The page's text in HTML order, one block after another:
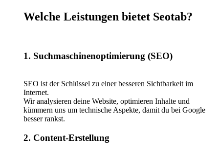
Welche Leistungen bietet Seotab?
1. Suchmaschinenoptimierung (SEO)
SEO ist der Schlüssel zu einer besseren Sichtbarkeit im
Internet.
Wir analysieren deine Website, optimieren Inhalte und
kümmern uns um technische Aspekte, damit du bei Google
besser rankst.
2. Content-Erstellung